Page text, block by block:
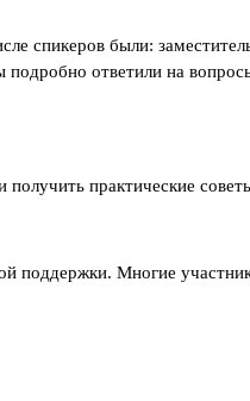
были:
ответили на
практические
Многие